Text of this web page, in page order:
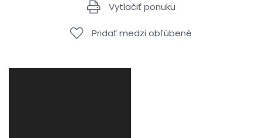
Vytlačiť ponuku
Pridať medzi obľúbené